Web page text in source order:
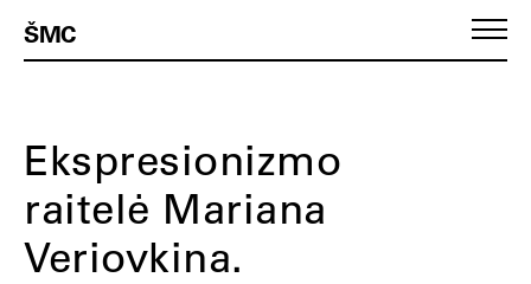
ŠMC
Ekspresionizmo
raitelė Mariana
Veriovkina.